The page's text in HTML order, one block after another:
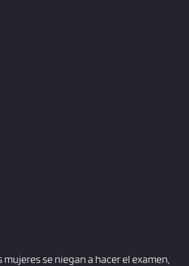
mujeres se niegan a hacer el examen,